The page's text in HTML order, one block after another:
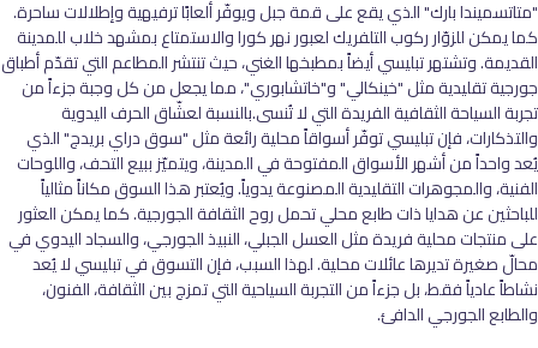
"متاتسميندا بارك" الذي يقع على قمة جبل ويوفّر ألعابًا ترفيهية وإطلالات ساحرة.
كما يمكن للزوّار ركوب التلفريك لعبور نهر كورا والاستمتاع بمشهد خلاب للمدينة
القديمة. وتشتهر تبليسي أيضاً بمطبخها الغني، حيث تنتشر المطاعم التي تقدّم أطباق
جورجية تقليدية مثل "خينكالي" و"خاتشابوري"، مما يجعل من كل وجبة جزءاً من
تجربة السياحة الثقافية الفريدة التي لا تُنسى.بالنسبة لعشّاق الحرف اليدوية
والتذكارات، فإن تبليسي توفّر أسواقاً محلية رائعة مثل "سوق دراي بريدج" الذي
يُعد واحداً من أشهر الأسواق المفتوحة في المدينة، ويتميّز ببيع التحف، واللوحات
الفنية، والمجوهرات التقليدية المصنوعة يدوياً. ويُعتبر هذا السوق مكاناً مثالياً
للباحثين عن هدايا ذات طابع محلي تحمل روح الثقافة الجورجية. كما يمكن العثور
على منتجات محلية فريدة مثل العسل الجبلي، النبيذ الجورجي، والسجاد اليدوي في
محالّ صغيرة تديرها عائلات محلية. لهذا السبب، فإن التسوق في تبليسي لا يُعد
نشاطاً عادياً فقط، بل جزءاً من التجربة السياحية التي تمزج بين الثقافة، الفنون،
والطابع الجورجي الدافئ.